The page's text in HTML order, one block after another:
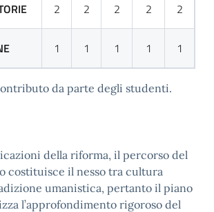
2 2 2 2 2
1 1 1 1 1
da parte degli studenti.
della riforma, il percorso del
costituisce il nesso tra cultura
umanistica, pertanto il piano
l’approfondimento rigoroso del